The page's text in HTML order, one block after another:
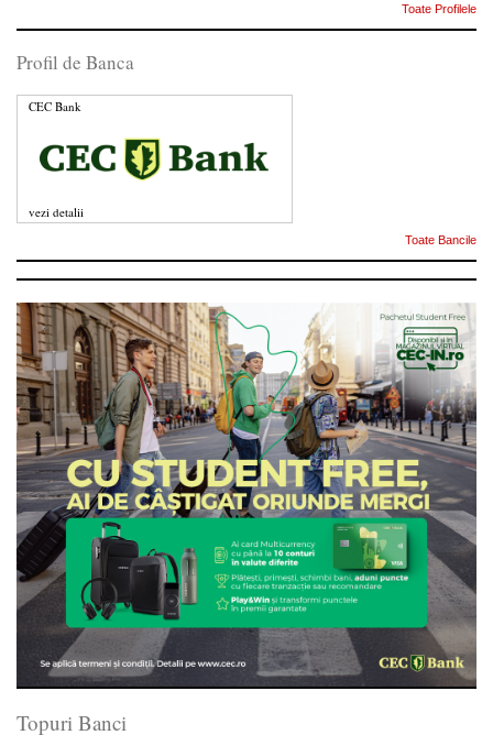
Toate Profilele
Profil de Banca
CEC Bank
vezi detalii
Toate Bancile
Topuri Banci